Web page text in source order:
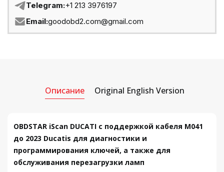
Telegram:+1 213 3976197
Email:goodobd2.com@gmail.com
Описание Original English Version
OBDSTAR iScan DUCATI с поддержкой кабеля M041
до 2023 Ducatis для диагностики и
программирования ключей, а также для
обслуживания перезагрузки ламп